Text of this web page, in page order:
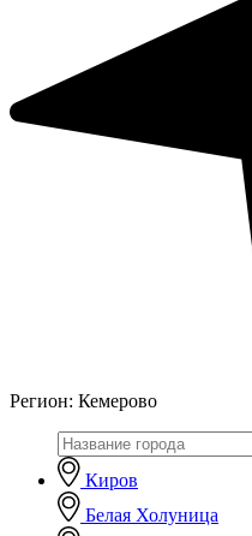
Регион: Кемерово
Киров
Белая Холуница